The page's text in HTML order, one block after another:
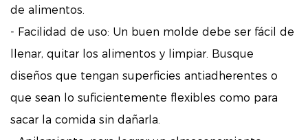
de alimentos.
- Facilidad de uso: Un buen molde debe ser fácil de
llenar, quitar los alimentos y limpiar. Busque
diseños que tengan superficies antiadherentes o
que sean lo suficientemente flexibles como para
sacar la comida sin dañarla.